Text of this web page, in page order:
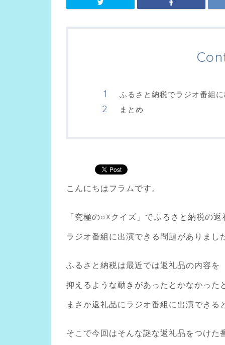
ふるさと納税でラジオ番組
まとめ
こんにちはフラムです。
「究極の○☓クイズ」でふるさと納税の返
ラジオ番組に出演できる問題がありまし
ふるさと納税は最近では返礼品の内容を
抑えるような動きがあったとかなかった
まさか返礼品にラジオ番組に出演できる
そこで今回はそんな謎な返礼品をつけた